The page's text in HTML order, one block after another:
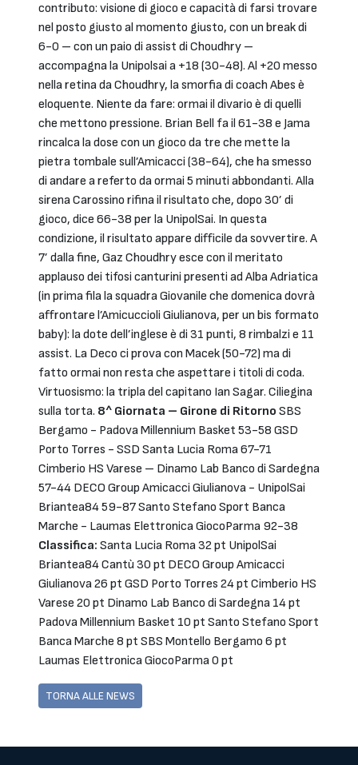
contributo: visione di gioco e capacità di farsi trovare
nel posto giusto al momento giusto, con un break di
6-0 – con un paio di assist di Choudhry –
accompagna la Unipolsai a +18 (30-48). Al +20 messo
nella retina da Choudhry, la smorfia di coach Abes è
eloquente. Niente da fare: ormai il divario è di quelli
che mettono pressione. Brian Bell fa il 61-38 e Jama
rincalca la dose con un gioco da tre che mette la
pietra tombale sull’Amicacci (38-64), che ha smesso
di andare a referto da ormai 5 minuti abbondanti. Alla
sirena Carossino rifina il risultato che, dopo 30’ di
gioco, dice 66-38 per la UnipolSai. In questa
condizione, il risultato appare difficile da sovvertire. A
7’ dalla fine, Gaz Choudhry esce con il meritato
applauso dei tifosi canturini presenti ad Alba Adriatica
(in prima fila la squadra Giovanile che domenica dovrà
affrontare l’Amicuccioli Giulianova, per un bis formato
baby): la dote dell’inglese è di 31 punti, 8 rimbalzi e 11
assist. La Deco ci prova con Macek (50-72) ma di
fatto ormai non resta che aspettare i titoli di coda.
Virtuosismo: la tripla del capitano Ian Sagar. Ciliegina
sulla torta. 8^ Giornata – Girone di Ritorno SBS
Bergamo - Padova Millennium Basket 53-58 GSD
Porto Torres - SSD Santa Lucia Roma 67-71
Cimberio HS Varese – Dinamo Lab Banco di Sardegna
57-44 DECO Group Amicacci Giulianova - UnipolSai
Briantea84 59-87 Santo Stefano Sport Banca
Marche - Laumas Elettronica GiocoParma 92-38
Classifica: Santa Lucia Roma 32 pt UnipolSai
Briantea84 Cantù 30 pt DECO Group Amicacci
Giulianova 26 pt GSD Porto Torres 24 pt Cimberio HS
Varese 20 pt Dinamo Lab Banco di Sardegna 14 pt
Padova Millennium Basket 10 pt Santo Stefano Sport
Banca Marche 8 pt SBS Montello Bergamo 6 pt
Laumas Elettronica GiocoParma 0 pt
TORNA ALLE NEWS